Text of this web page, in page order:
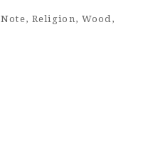
Note, Religion, Wood,